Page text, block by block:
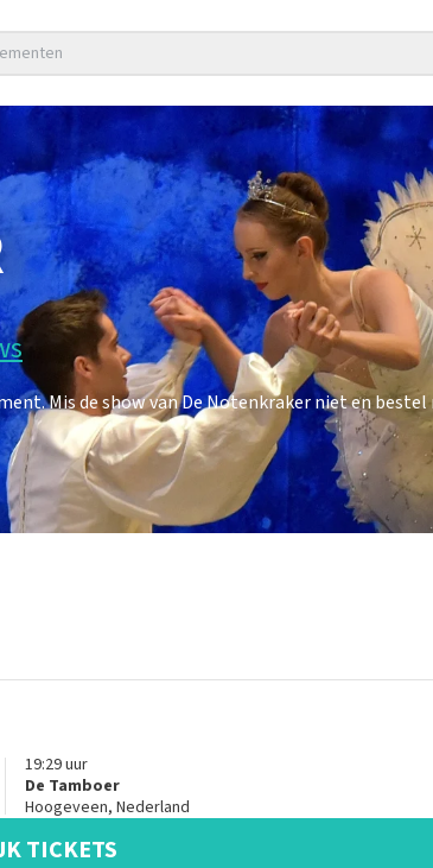
Mis de show van De Notenkraker niet en
19:29uur
De Tamboer
Hoogeveen, Nederland
TICKETS